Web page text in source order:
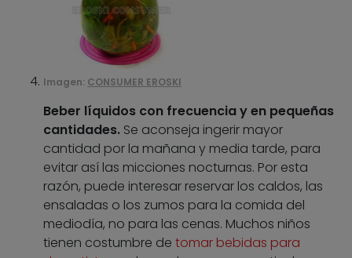
Imagen: CONSUMER EROSKI
Beber líquidos con frecuencia y en pequeñas
cantidades. Se aconseja ingerir mayor
cantidad por la mañana y media tarde, para
evitar así las micciones nocturnas. Por esta
razón, puede interesar reservar los caldos, las
ensaladas o los zumos para la comida del
mediodía, no para las cenas. Muchos niños
tienen costumbre de tomar bebidas para